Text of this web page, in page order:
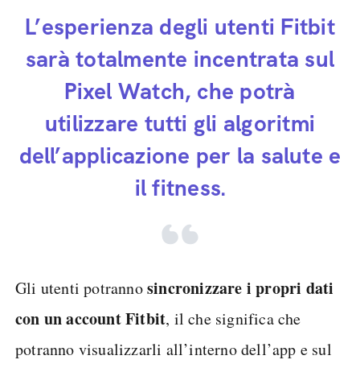
L’esperienza degli utenti Fitbit
sarà totalmente incentrata sul
Pixel Watch, che potrà
utilizzare tutti gli algoritmi
dell’applicazione per la salute e
il fitness.
Gli utenti potrannosincronizzare i propri dati
con un account Fitbit, il che significa che
potranno visualizzarli all’interno dell’app e sul